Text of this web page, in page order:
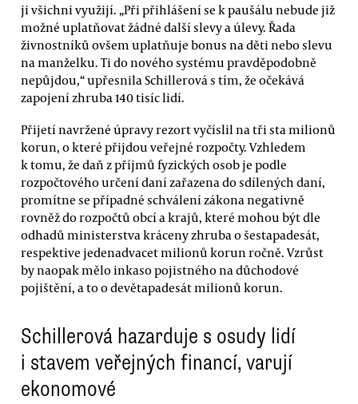
ji všichni využijí. „Při přihlášení se k paušálu nebude již
možné uplatňovat žádné další slevy a úlevy. Řada
živnostníků ovšem uplatňuje bonus na děti nebo slevu
na manželku. Ti do nového systému pravděpodobně
nepůjdou,“ upřesnila Schillerová s tím, že očekává
zapojení zhruba 140 tisíc lidí.
Přijetí navržené úpravy rezort vyčíslil na tři sta milionů
korun, o které přijdou veřejné rozpočty. Vzhledem
k tomu, že daň z příjmů fyzických osob je podle
rozpočtového určení daní zařazena do sdílených daní,
promítne se případné schválení zákona negativně
rovněž do rozpočtů obcí a krajů, které mohou být dle
odhadů ministerstva kráceny zhruba o šestapadesát,
respektive jedenadvacet milionů korun ročně. Vzrůst
by naopak mělo inkaso pojistného na důchodové
pojištění, a to o devětapadesát milionů korun.
Schillerová hazarduje s osudy lidí
i stavem veřejných financí, varují
ekonomové